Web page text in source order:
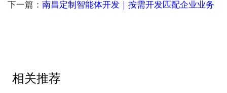
下一篇： 南昌定制智能体开发｜按需开发匹配企业业务
相关推荐